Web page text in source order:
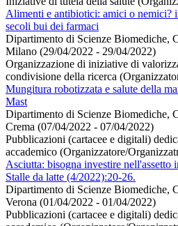
Alimenti e antibiotici: amici o
secoli bui dei farmaci
Dipartimento di Scienze Biomediche,
Milano (29/04/2022 - 29/04/2022)
Organizzazione di iniziative di
condivisione della ricerca
Mungitura robotizzata e salute della
Mast
Dipartimento di Scienze Biomediche,
Crema (07/04/2022 - 07/04/2022)
Pubblicazioni (cartacee e digitali)
accademico (Organizzatore/
Asciutta: bisogna investire nell'assetto
Stalle da latte (4/2022):20-26.
Dipartimento di Scienze Biomediche,
Verona (01/04/2022 - 01/04/2022)
Pubblicazioni (cartacee e digitali)